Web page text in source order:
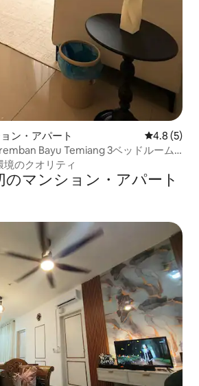
ン・アパート レビュー5
4.8 (5)
Bayu Temiang 3ベッドルーム
境のクオリティ
のマンション・アパート